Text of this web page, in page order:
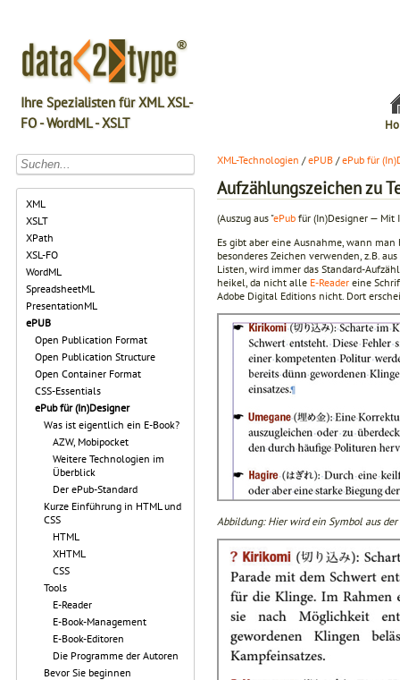
Ihre Spezialisten für XML XSL-
FO - WordML - XSLT
XML
XSLT
XPath
XSL-FO
WordML
SpreadsheetML
PresentationML
ePUB
Open Publication Format
Open Publication Structure
Open Container Format
CSS-Essentials
ePub für (In)Designer
Was ist eigentlich ein E-Book?
AZW, Mobipocket
Weitere Technologien im
Überblick
Der ePub-Standard
Kurze Einführung in HTML und
CSS
HTML
XHTML
CSS
Tools
E-Reader
E-Book-Management
E-Book-Editoren
Die Programme der Autoren
Bevor Sie beginnen
XML-Technologien /ePUB /ePub für
Aufzählungszeichen zu
(Auszug aus "ePub für (In)Designer — Mit
Es gibt aber eine Ausnahme, wann
besonderes Zeichen verwenden, z.B.
Listen, wird immer das Standard-
heikel, da nicht alle E-Reader eine
Adobe Digital Editions nicht. Dort
Abbildung: Hier wird ein Symbol aus